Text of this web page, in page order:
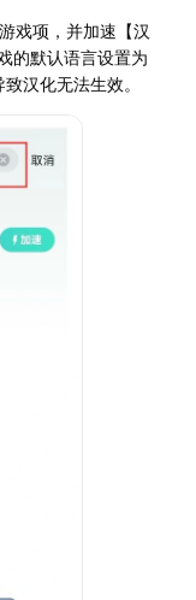
戏项，并加速【汉
的默认语言设置为
汉化无法生效。